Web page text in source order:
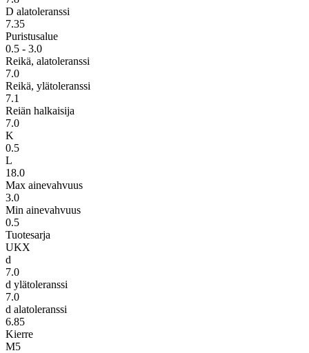
D alatoleranssi
7.35
Puristusalue
0.5 - 3.0
Reikä, alatoleranssi
7.0
Reikä, ylätoleranssi
7.1
Reiän halkaisija
7.0
K
0.5
L
18.0
Max ainevahvuus
3.0
Min ainevahvuus
0.5
Tuotesarja
UKX
d
7.0
d ylätoleranssi
7.0
d alatoleranssi
6.85
Kierre
M5